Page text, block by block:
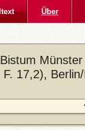
Über
17,2),